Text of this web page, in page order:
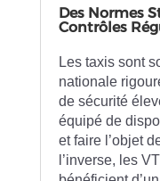
Des Normes
Contrôles
Les taxis sont
nationale
de sécurité
équipé de
et faire l’objet
l’inverse, les